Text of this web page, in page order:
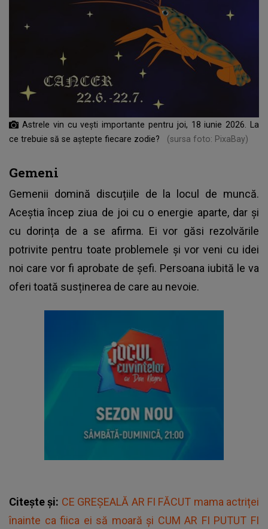
Astrele vin cu vești importante pentru joi, 18 iunie 2026. La
ce trebuie să se aștepte fiecare zodie?
(sursa foto: PixaBay)
Gemeni
Gemenii domină discuțiile de la locul de muncă.
Aceștia încep ziua de joi cu o energie aparte, dar și
cu dorința de a se afirma. Ei vor găsi rezolvările
potrivite pentru toate problemele și vor veni cu idei
noi care vor fi aprobate de șefi. Persoana iubită le va
oferi toată susținerea de care au nevoie.
Citește și: CE GREȘEALĂ AR FI FĂCUT mama actriței
înainte ca fiica ei să moară și CUM AR FI PUTUT FI